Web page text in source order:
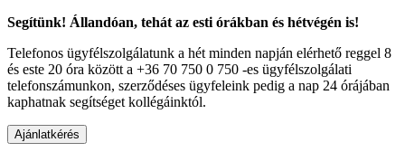
Segítünk! Állandóan, tehát az esti órákban és hétvégén is!
Telefonos ügyfélszolgálatunk a hét minden napján elérhető reggel 8
és este 20 óra között a +36 70 750 0 750 -es ügyfélszolgálati
telefonszámunkon, szerződéses ügyfeleink pedig a nap 24 órájában
kaphatnak segítséget kollégáinktól.